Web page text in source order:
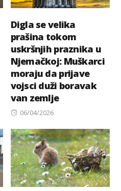
Digla se velika
prašina tokom
uskršnjih praznika u
Njemačkoj: Muškarci
moraju da prijave
vojsci duži boravak
van zemlje
Posted
06/04/2026